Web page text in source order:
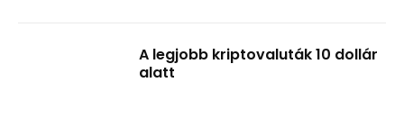
A legjobb kriptovaluták 10 dollár
alatt